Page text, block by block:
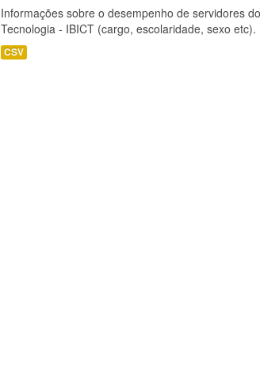
Informações sobre o desempenho de servidores
Tecnologia - IBICT (cargo, escolaridade, sexo etc).
CSV